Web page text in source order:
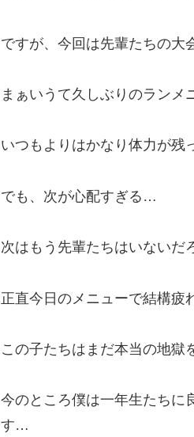
ですが、今回は先輩たちの大
まぁいうて久しぶりのランメ
いつもよりはかなり体力が残
でも、次が心配すぎる…
次はもう先輩たちはいないだ
正直今日のメニューで結構疲
この子たちはまだ本当の地獄
今のところ僕は一年生たちに
す…